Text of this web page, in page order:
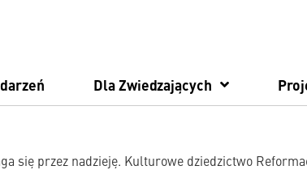
Dla Zwiedzających
się przez nadzieję. Kulturowe dziedzictwo